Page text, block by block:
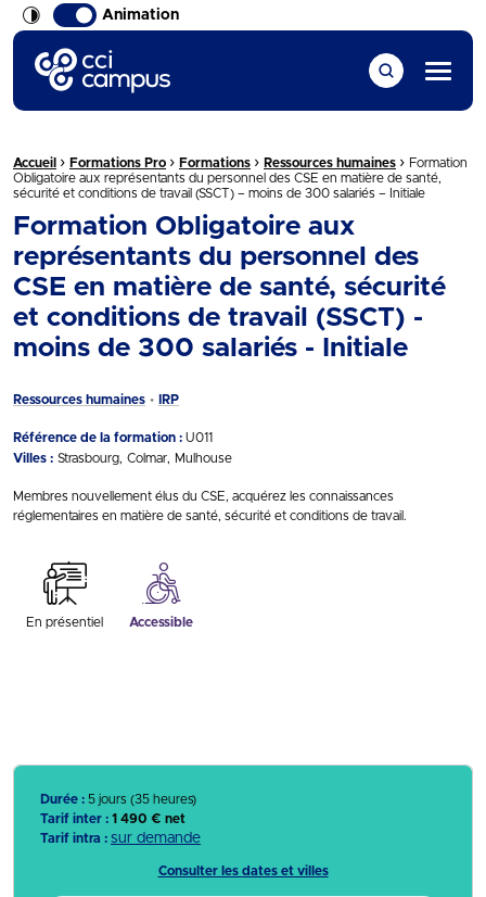
Animation
CCI Campus La formation qui vous ressemble
Menu
Fil d'Ariane :
Accueil › Formations Pro › Formations › Ressources humaines › Formation
Obligatoire aux représentants du personnel des CSE en matière de santé,
sécurité et conditions de travail (SSCT) – moins de 300 salariés – Initiale
Formation Obligatoire aux
représentants du personnel des
CSE en matière de santé, sécurité
et conditions de travail (SSCT) -
moins de 300 salariés - Initiale
Ressources humaines IRP
Référence de la formation : U011
Villes : Strasbourg Colmar Mulhouse
Membres nouvellement élus du CSE, acquérez les connaissances
réglementaires en matière de santé, sécurité et conditions de travail.
En présentiel Accessible
Durée : 5 jours (35 heures)
Tarif inter : 1 490 € net
Tarif intra : sur demande
Consulter les dates et villes